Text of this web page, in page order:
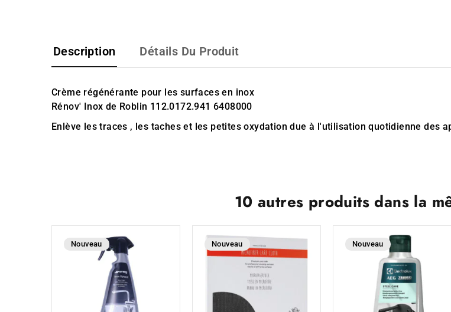
Description Détails Du Produit
Crème régénérante pour les surfaces en inox
Rénov' Inox de Roblin 112.0172.941 6408000
Enlève les traces , les taches et les petites oxydation due à l'utilisation quotidienne des
10 autres produits dans la
Nouveau Nouveau Nouveau